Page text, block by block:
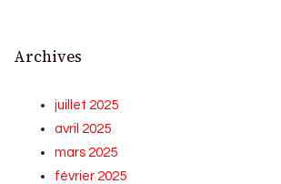
Archives
juillet 2025
avril 2025
mars 2025
février 2025